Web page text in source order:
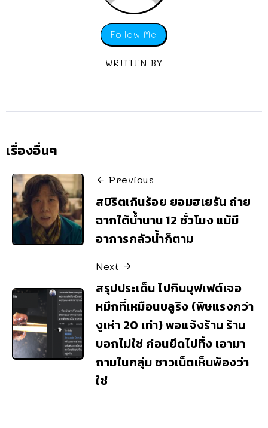
Follow Me
WRITTEN BY
เรื่องอื่นๆ
Previous
สปิริตเกินร้อย ยอมฮเยรัน ถ่าย
ฉากใต้น้ำนาน 12 ชั่วโมง แม้มี
อาการกลัวน้ำก็ตาม
Next
สรุปประเด็น ไปกินบุฟเฟต์เจอ
หมึกที่เหมือนบลูริง (พิษแรงกว่า
งูเห่า 20 เท่า) พอแจ้งร้าน ร้าน
บอกไม่ใช่ ก่อนยึดไปทิ้ง เอามา
ถามในกลุ่ม ชาวเน็ตเห็นพ้องว่า
ใช่